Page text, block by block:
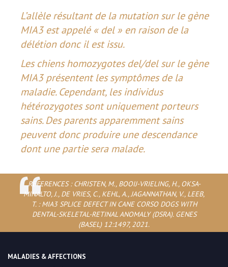
L’allèle résultant de la mutation sur le gène
MIA3 est appelé « del » en raison de la
délétion donc il est issu.
Les chiens homozygotes del/del sur le gène
MIA3 présentent les symptômes de la
maladie. Cependant, les individus
hétérozygotes sont uniquement porteurs
sains. Des parents apparemment sains
peuvent donc produire une descendance
dont une partie sera malade.
REFERENCES : CHRISTEN, M., BOOIJ-VRIELING, H., OKSA-
MINALTO, J., DE VRIES, C., KEHL, A., JAGANNATHAN, V., LEEB,
T. : MIA3 SPLICE DEFECT IN CANE CORSO DOGS WITH
DENTAL-SKELETAL-RETINAL ANOMALY (DSRA). GENES
(BASEL) 12:1497, 2021.
MALADIES & AFFECTIONS